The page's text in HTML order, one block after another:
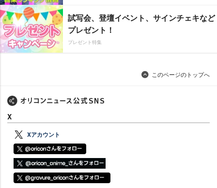
試写会、登壇イベント、サインチェキなど
プレゼント！
プレゼント特集
このページのトップへ
X
Xアカウント